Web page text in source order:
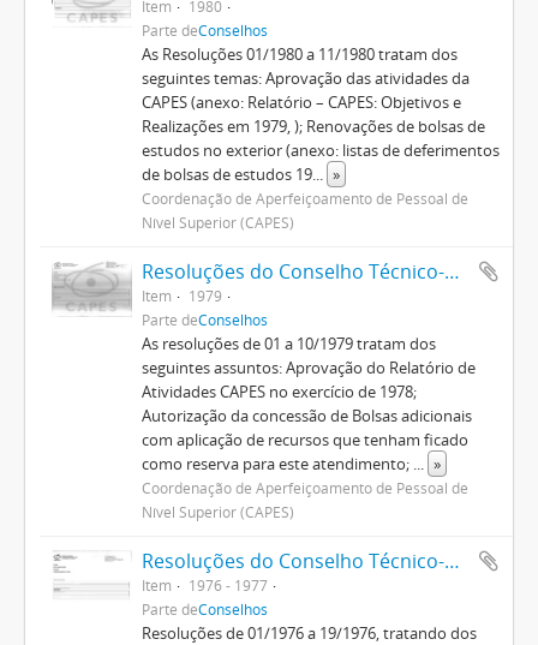
Item
1980
Parte deConselhos
As Resoluções 01/1980 a 11/1980 tratam dos
seguintes temas: Aprovação das atividades da
CAPES (anexo: Relatório – CAPES: Objetivos e
Realizações em 1979, ); Renovações de bolsas de
estudos no exterior (anexo: listas de deferimentos
de bolsas de estudos 19... »
Coordenação de Aperfeiçoamento de Pessoal de
Nível Superior (CAPES)
Resoluções do Conselho Técnico-Administrativo (1974-1982)
Item
1979
Parte deConselhos
As resoluções de 01 a 10/1979 tratam dos
seguintes assuntos: Aprovação do Relatório de
Atividades CAPES no exercício de 1978;
Autorização da concessão de Bolsas adicionais
com aplicação de recursos que tenham ficado
como reserva para este atendimento; ... »
Coordenação de Aperfeiçoamento de Pessoal de
Nível Superior (CAPES)
Resoluções do Conselho Técnico-Administrativo (1974-1982)
Item
1976 - 1977
Parte deConselhos
Resoluções de 01/1976 a 19/1976, tratando dos